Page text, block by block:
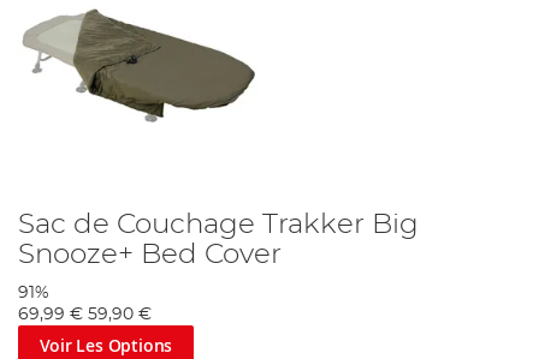
Sac de Couchage Trakker Big
Snooze+ Bed Cover
91%
69,99 € 59,90 €
Voir Les Options